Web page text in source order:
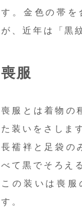
す。金色の帯
が、近年は「黒
喪服
喪服とは着物の
た装いをさしま
長襦袢と足袋の
べて黒でそろえ
この装いは喪
す。